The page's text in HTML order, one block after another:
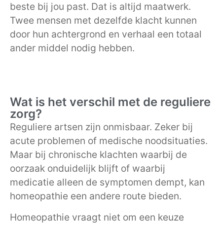
beste bij jou past. Dat is altijd maatwerk.
Twee mensen met dezelfde klacht kunnen
door hun achtergrond en verhaal een totaal
ander middel nodig hebben.
Wat is het verschil met de reguliere
zorg?
Reguliere artsen zijn onmisbaar. Zeker bij
acute problemen of medische noodsituaties.
Maar bij chronische klachten waarbij de
oorzaak onduidelijk blijft of waarbij
medicatie alleen de symptomen dempt, kan
homeopathie een andere route bieden.
Homeopathie vraagt niet om een keuze